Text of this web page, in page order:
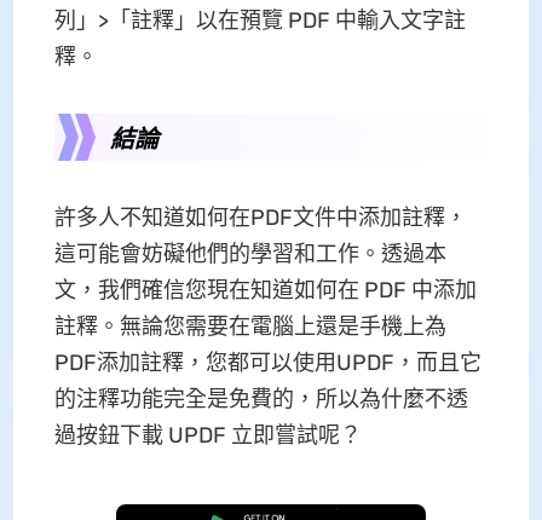
列」>「註釋」以在預覽 PDF 中輸入文字註
釋。
結論
許多人不知道如何在PDF文件中添加註釋，
這可能會妨礙他們的學習和工作。透過本
文，我們確信您現在知道如何在 PDF 中添加
註釋。無論您需要在電腦上還是手機上為
PDF添加註釋，您都可以使用UPDF，而且它
的注釋功能完全是免費的，所以為什麼不透
過按鈕下載 UPDF 立即嘗試呢？